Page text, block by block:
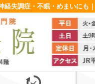
経失調症・不眠・めまいにも